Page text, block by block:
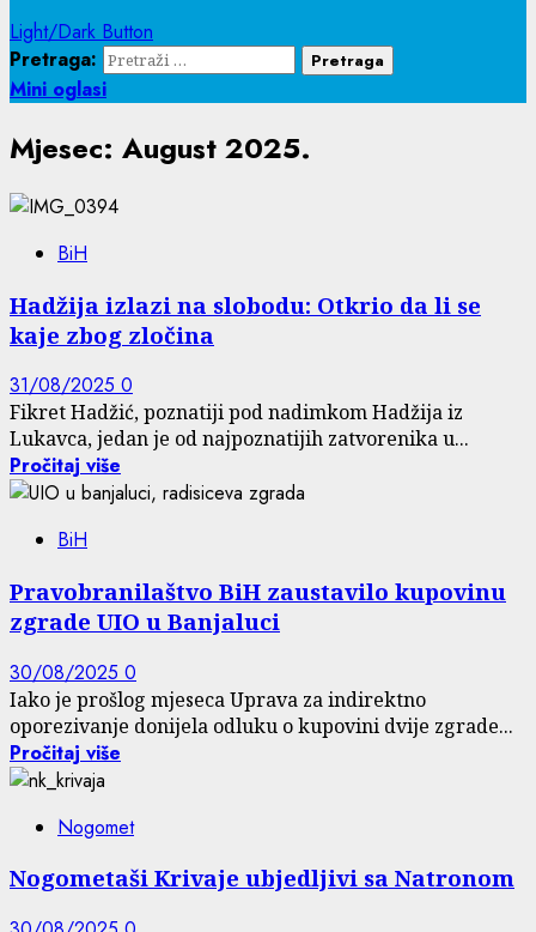
Light/Dark Button
Pretraga:
Mini oglasi
Mjesec: August 2025.
BiH
Hadžija izlazi na slobodu: Otkrio da li se
kaje zbog zločina
31/08/2025 0
Fikret Hadžić, poznatiji pod nadimkom Hadžija iz
Lukavca, jedan je od najpoznatijih zatvorenika u...
Pročitaj više
BiH
Pravobranilaštvo BiH zaustavilo kupovinu
zgrade UIO u Banjaluci
30/08/2025 0
Iako je prošlog mjeseca Uprava za indirektno
oporezivanje donijela odluku o kupovini dvije zgrade...
Pročitaj više
Nogomet
Nogometaši Krivaje ubjedljivi sa Natronom